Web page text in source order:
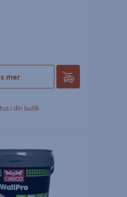
mer
i din butik